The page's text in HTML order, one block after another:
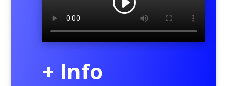
+ Info